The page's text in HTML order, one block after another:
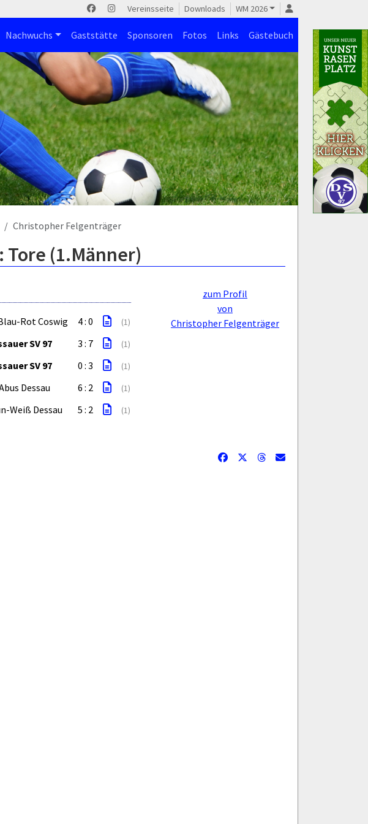
Vereinsseite Downloads WM 2026
Nachwuchs Gaststätte Sponsoren Fotos Links Gästebuch
Christopher Felgenträger
(1.Männer)
zum Profil
von
Christopher Felgenträger
Rot Coswig 4 : 0 (1)
SV 97 3 : 7 (1)
SV 97 0 : 3 (1)
Dessau 6 : 2 (1)
Weiß Dessau 5 : 2 (1)